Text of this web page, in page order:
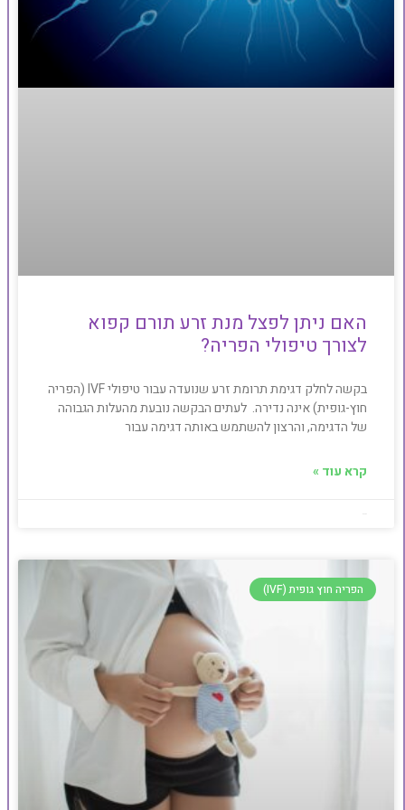
האם ניתן לפצל מנת זרע תורם קפוא
לצורך טיפולי הפריה?
בקשה לחלק דגימת תרומת זרע שנועדה עבור טיפולי IVF (הפריה
חוץ-גופית) אינה נדירה. לעתים הבקשה נובעת מהעלות הגבוהה
של הדגימה, והרצון להשתמש באותה דגימה עבור
קרא עוד »
הפריה חוץ גופית (IVF)